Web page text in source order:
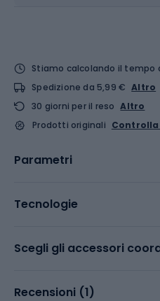
Stiamo calcolando il tempo
Spedizione da 5,99 € Altro
30 giorni per il reso Altro
Prodotti originali Controlla
Parametri
Tecnologie
Scegli gli accessori
Recensioni (1)